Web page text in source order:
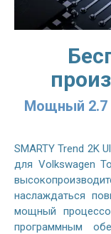
Мощный 2.7
SMARTY Trend 2K
для Volkswagen
наслаждаться
мощный
программным